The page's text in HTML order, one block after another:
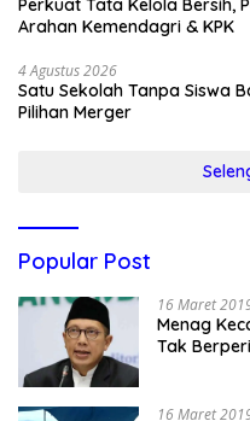
Arahan Kemendagri & KPK
4 Agustus 2026
Satu Sekolah Tanpa Siswa
Pilihan Merger
Popular Post
16 Maret
Menag
Tak
16 Maret